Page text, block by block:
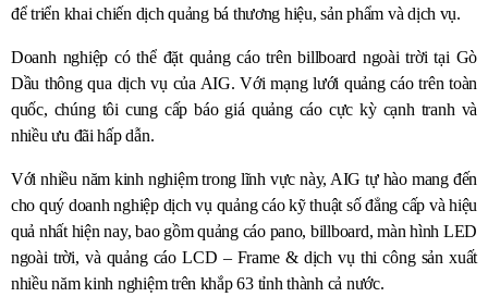
để triển khai chiến dịch quảng bá thương hiệu, sản phẩm và dịch vụ.
Doanh nghiệp có thể đặt quảng cáo trên billboard ngoài trời tại Gò
Dầu thông qua dịch vụ của AIG. Với mạng lưới quảng cáo trên toàn
quốc, chúng tôi cung cấp báo giá quảng cáo cực kỳ cạnh tranh và
nhiều ưu đãi hấp dẫn.
Với nhiều năm kinh nghiệm trong lĩnh vực này, AIG tự hào mang đến
cho quý doanh nghiệp dịch vụ quảng cáo kỹ thuật số đẳng cấp và hiệu
quả nhất hiện nay, bao gồm quảng cáo pano, billboard, màn hình LED
ngoài trời, và quảng cáo LCD – Frame & dịch vụ thi công sản xuất
nhiều năm kinh nghiệm trên khắp 63 tỉnh thành cả nước.